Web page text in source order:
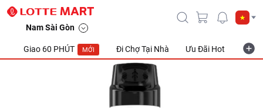
Nam Sài Gòn
Giao 60 PHÚT MỚI Đi Chợ Tại Nhà Ưu Đãi Hot